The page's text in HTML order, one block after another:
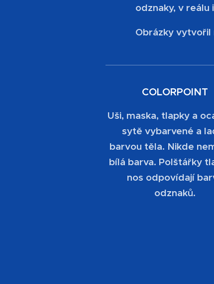
odznaky, v
Obrázky vytvořil
COLORPOINT
Uši, maska, tlapky a
sytě vybarvené a
barvou těla. Nikde
bílá barva. Polštářky
nos odpovídají
odznaků.